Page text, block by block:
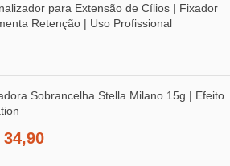
para Extensão de Cílios | Fixador
Retenção | Uso Profissional
Sobrancelha Stella Milano 15g | Efeito
34,90